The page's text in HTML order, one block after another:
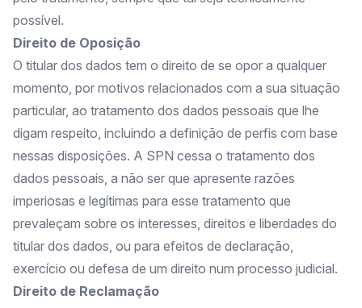
possível.
Direito de Oposição
O titular dos dados tem o direito de se opor a qualquer
momento, por motivos relacionados com a sua situação
particular, ao tratamento dos dados pessoais que lhe
digam respeito, incluindo a definição de perfis com base
nessas disposições. A SPN cessa o tratamento dos
dados pessoais, a não ser que apresente razões
imperiosas e legítimas para esse tratamento que
prevaleçam sobre os interesses, direitos e liberdades do
titular dos dados, ou para efeitos de declaração,
exercício ou defesa de um direito num processo judicial.
Direito de Reclamação